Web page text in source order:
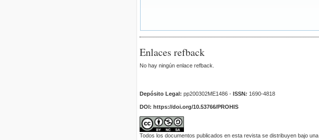
Enlaces refback
No hay ningún enlace refback.
Depósito Legal: pp200302ME1486 - ISSN: 1690-4818
DOI: https://doi.org/10.53766/PROHIS
Todos los documentos publicados en esta revista se distribuyen bajo una